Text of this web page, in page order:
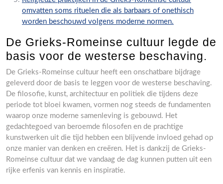
omvatten soms rituelen die als barbaars of onethisch
worden beschouwd volgens moderne normen.
De Grieks-Romeinse cultuur legde de
basis voor de westerse beschaving.
De Grieks-Romeinse cultuur heeft een onschatbare bijdrage
geleverd door de basis te leggen voor de westerse beschaving.
De filosofie, kunst, architectuur en politiek die tijdens deze
periode tot bloei kwamen, vormen nog steeds de fundamenten
waarop onze moderne samenleving is gebouwd. Het
gedachtegoed van beroemde filosofen en de prachtige
kunstwerken uit die tijd hebben een blijvende invloed gehad op
onze manier van denken en creëren. Het is dankzij de Grieks-
Romeinse cultuur dat we vandaag de dag kunnen putten uit een
rijke erfenis van kennis en inspiratie.